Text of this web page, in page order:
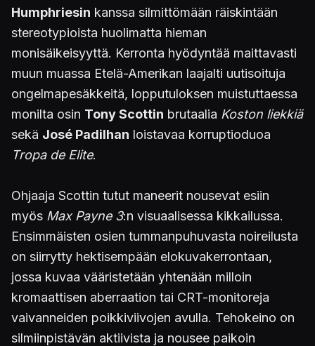
Humphriesin kanssa silmittömään räiskintään
stereotypioista huolimatta hieman
monisäikeisyyttä. Kerronta hyödyntää maittavasti
muun muassa Etelä-Amerikan laajalti uutisoituja
ongelmapesäkkeitä, lopputuloksen muistuttaessa
monilta osin Tony Scottin brutaalia Koston liekkiä
sekä José Padilhan loistavaa korruptioduoa
Tropa de Elite.
Ohjaaja Scottin tutut maneerit nousevat esiin
myös Max Payne 3:n visuaalisessa kikkailussa.
Ensimmäisten osien tummanpuhuvasta noireilusta
on siirrytty hektisempään elokuvakerrontaan,
jossa kuvaa vääristetään yhtenään milloin
kromaattisen aberraation tai CRT-monitoreja
vaivanneiden poikkiviivojen avulla. Tehokeino on
silmiinpistävän aktiivista ja nousee paikoin